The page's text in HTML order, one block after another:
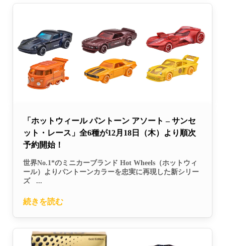
「ホットウィール パントーン アソート – サンセ
ット・レース」全6種が12月18日（木）より順次
予約開始！
世界No.1*のミニカーブランド Hot Wheels（ホットウィ
ール）よりパントーンカラーを忠実に再現した新シリー
ズ ...
続きを読む